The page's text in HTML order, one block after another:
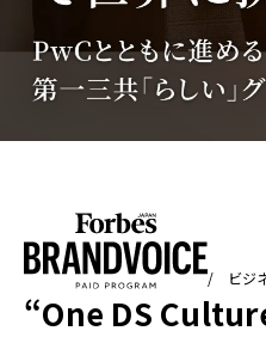
/ ビジ
“One DS